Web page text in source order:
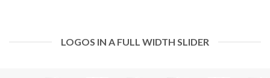
LOGOS IN A FULL WIDTH SLIDER